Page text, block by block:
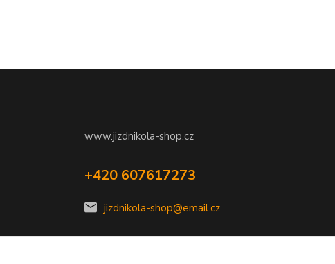
www.jizdnikola-shop.cz
+420 607617273
jizdnikola-shop@email.cz